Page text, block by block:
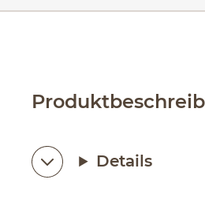
Details